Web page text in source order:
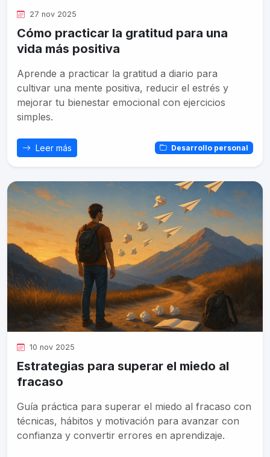
27 nov 2025
Cómo practicar la gratitud para una
vida más positiva
Aprende a practicar la gratitud a diario para
cultivar una mente positiva, reducir el estrés y
mejorar tu bienestar emocional con ejercicios
simples.
Leer más Desarrollo personal
10 nov 2025
Estrategias para superar el miedo al
fracaso
Guía práctica para superar el miedo al fracaso con
técnicas, hábitos y motivación para avanzar con
confianza y convertir errores en aprendizaje.